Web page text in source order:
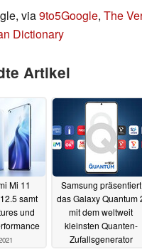
via9to5Google, The
Dictionary
Artikel
Mi 11
samt
und
Samsung präsentiert
das Galaxy Quantum
mit dem weltweit
kleinsten Quanten-
Zufallsgenerator